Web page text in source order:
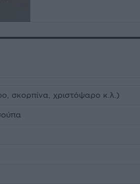
σκορπίνα, χριστόψαρο κ.λ.)